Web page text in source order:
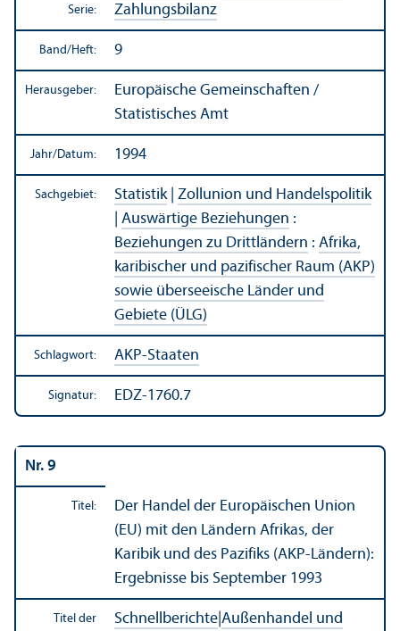
Serie:
Zahlungs­bilanz
Band/Heft: 9
Herausgeber:
Europäische Gemeinschaften /
Statistisches Amt
Jahr/Datum: 1994
Sachgebiet: Statistik| Zollunion und Handels­politik
Auswärtige Beziehungen :
Beziehungen zu Drittländern : Afrika,
karibischer und pazifischer Raum (AKP)
sowie überseeische Länder und
Gebiete (ÜLG)
Schlagwort: AKP-Staaten
Signatur: EDZ-1760.7
Nr. 9
Titel:
Der Handel der Europäischen Union
(EU) mit den Ländern Afrikas, der
Karibik und des Pazifiks (AKP-Ländern):
Ergebnisse bis September 1993
Titel der Schnellberichte Außen­handel und